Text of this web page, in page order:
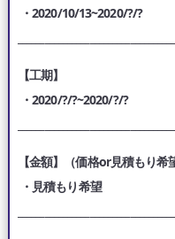
・2020/10/13~2020/?/?
【工期】
・2020/?/?~2020/?/?
【金額】（価格or見積もり希
・見積もり希望